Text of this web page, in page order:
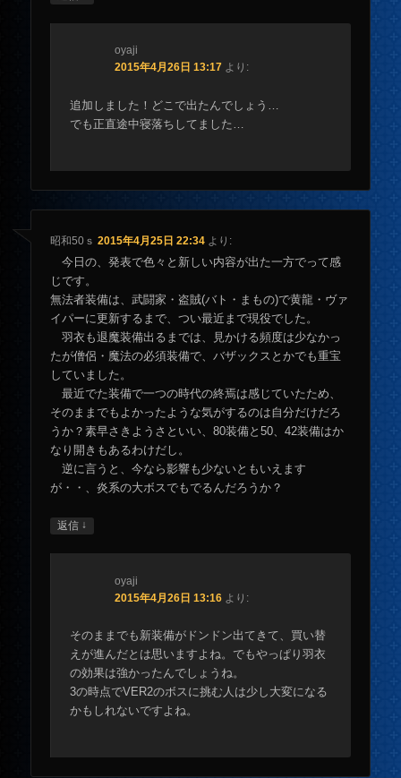
oyaji
2015年4月26日 13:17 より:
追加しました！どこで出たんでしょう…
でも正直途中寝落ちしてました…
昭和50ｓ 2015年4月25日 22:34 より:
今日の、発表で色々と新しい内容が出た一方でって感
じです。
無法者装備は、武闘家・盗賊(バト・まもの)で黄龍・ヴァ
イパーに更新するまで、つい最近まで現役でした。
羽衣も退魔装備出るまでは、見かける頻度は少なかっ
たが僧侶・魔法の必須装備で、バザックスとかでも重宝
していました。
最近でた装備で一つの時代の終焉は感じていたため、
そのままでもよかったような気がするのは自分だけだろ
うか？素早さきようさといい、80装備と50、42装備はか
なり開きもあるわけだし。
逆に言うと、今なら影響も少ないともいえます
が・・、炎系の大ボスでもでるんだろうか？
返信 ↓
oyaji
2015年4月26日 13:16 より:
そのままでも新装備がドンドン出てきて、買い替
えが進んだとは思いますよね。でもやっぱり羽衣
の効果は強かったんでしょうね。
3の時点でVER2のボスに挑む人は少し大変になる
かもしれないですよね。